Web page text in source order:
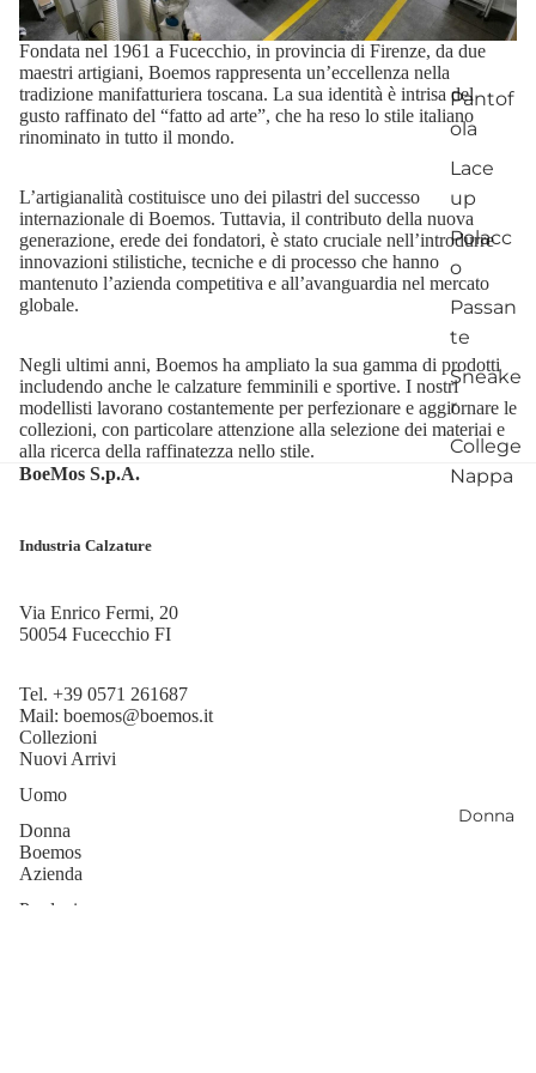
Pantof
ola
Lace
up
Polacc
o
Passan
te
Sneake
r
College
Nappa
Donna
Fondata nel 1961 a Fucecchio, in provincia di Firenze, da due
maestri artigiani, Boemos rappresenta un’eccellenza nella
tradizione manifatturiera toscana. La sua identità è intrisa del
gusto raffinato del “fatto ad arte”, che ha reso lo stile italiano
rinominato in tutto il mondo.
L’artigianalità costituisce uno dei pilastri del successo
internazionale di Boemos. Tuttavia, il contributo della nuova
generazione, erede dei fondatori, è stato cruciale nell’introdurre
innovazioni stilistiche, tecniche e di processo che hanno
mantenuto l’azienda competitiva e all’avanguardia nel mercato
globale.
Negli ultimi anni, Boemos ha ampliato la sua gamma di prodotti
includendo anche le calzature femminili e sportive. I nostri
modellisti lavorano costantemente per perfezionare e aggiornare le
collezioni, con particolare attenzione alla selezione dei materiai e
alla ricerca della raffinatezza nello stile.
BoeMos S.p.A.
Industria Calzature
Via Enrico Fermi, 20
50054 Fucecchio FI
Tel. +39 0571 261687
Mail: boemos@boemos.it
Collezioni
Nuovi Arrivi
Uomo
Donna
Boemos
Azienda
Produzione